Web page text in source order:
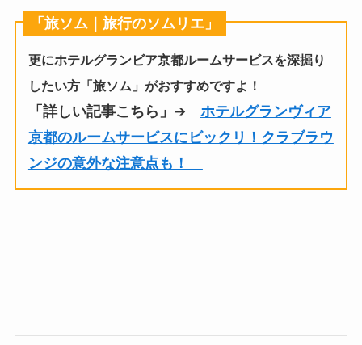
「旅ソム｜旅行のソムリエ」
更にホテルグランビア京都ルームサービスを深掘り
したい方「旅ソム」がおすすめですよ！
「詳しい記事こちら」 ➔ ホテルグランヴィア
京都のルームサービスにビックリ！クラブラウ
ンジの意外な注意点も！